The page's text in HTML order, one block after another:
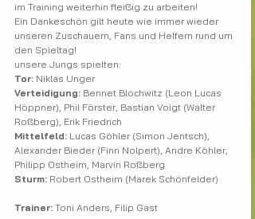
im Training weiterhin fleißig zu arbeiten!
Ein Dankeschön gilt heute wie immer wieder
unseren Zuschauern, Fans und Helfern rund um
den Spieltag!
unsere Jungs spielten: ​
Tor: Niklas Unger
Verteidigung: Bennet Blochwitz (Leon Lucas
Höppner), Phil Förster, Bastian Voigt (Walter
Roßberg), Erik Friedrich
Mittelfeld: Lucas Göhler (Simon Jentsch),
Alexander Bieder (Finn Nolpert), Andre Köhler,
Philipp Ostheim, Marvin Roßberg
Sturm: Robert Ostheim (Marek Schönfelder)
Trainer: Toni Anders, Filip Gast